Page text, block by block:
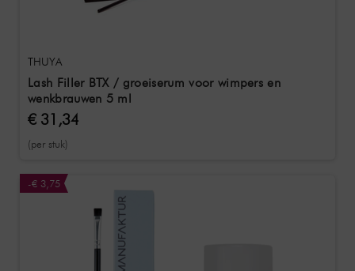
THUYA
Lash Filler BTX / groeiserum voor wimpers en
wenkbrauwen 5 ml
€ 31,34
(per stuk)
-€ 3,75